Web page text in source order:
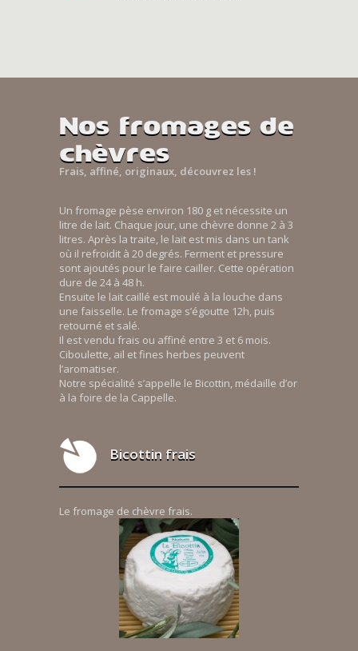
Nos fromages de
chèvres
Frais, affiné, originaux, découvrez les !
Un fromage pèse environ 180 g et nécessite un
litre de lait. Chaque jour, une chèvre donne 2 à 3
litres. Après la traite, le lait est mis dans un tank
où il refroidit à 20 degrés. Ferment et pressure
sont ajoutés pour le faire cailler. Cette opération
dure de 24 à 48 h.
Ensuite le lait caillé est moulé à la louche dans
une faisselle. Le fromage s’égoutte 12h, puis
retourné et salé.
Il est vendu frais ou affiné entre 3 et 6 mois.
Ciboulette, ail et fines herbes peuvent
l’aromatiser.
Notre spécialité s’appelle le Bicottin, médaille d’or
à la foire de la Cappelle.
Bicottin frais
Le fromage de chèvre frais.